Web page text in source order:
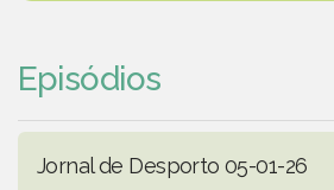
Episódios
Jornal de Desporto 05-01-26